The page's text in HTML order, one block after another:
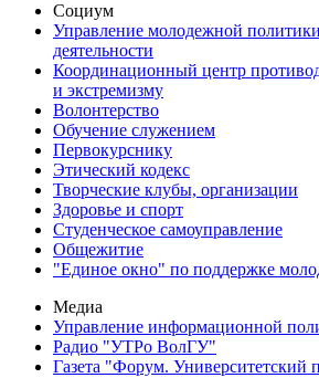
Социум
Управление молодежной
деятельности
Координационный центр
и экстремизму
Волонтерство
Обучение служением
Первокурснику
Этический кодекс
Творческие клубы, организации
Здоровье и спорт
Студенческое самоуправление
Общежитие
"Единое окно" по поддержке
Медиа
Управление информационной
Радио "УТРо ВолГУ"
Газета "Форум. Университетский